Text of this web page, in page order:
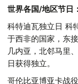
世界各国/地区节日：
科特迪瓦独立日 科
于西非的国家，东
几内亚，北邻马里
日获得独立。
哥伦比亚博亚卡战